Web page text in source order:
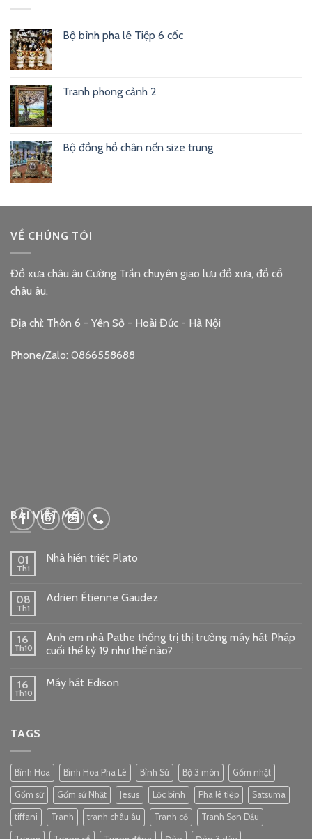
Bộ bình pha lê Tiệp 6 cốc
Tranh phong cảnh 2
Bộ đồng hồ chân nến size trung
VỀ CHÚNG TÔI
Đồ xưa châu âu Cường Trần chuyên giao lưu đồ xưa, đồ cổ
châu âu.
Địa chỉ: Thôn 6 - Yên Sở - Hoài Đức - Hà Nội
Phone/Zalo: 0866558688
BÀI VIẾT MỚI
01
Th1
Nhà hiền triết Plato
08
Th1
Adrien Étienne Gaudez
16
Th10
Anh em nhà Pathe thống trị thị trường máy hát Pháp
cuối thế kỷ 19 như thế nào?
16
Th10
Máy hát Edison
TAGS
Bình Hoa Bình Hoa Pha Lê Bình Sứ Bộ 3 món Gốm nhật
Gốm sứ Gốm sứ Nhật Jesus Lộc bình Pha lê tiệp Satsuma
tiffani Tranh tranh châu âu Tranh cổ Tranh Sơn Dầu